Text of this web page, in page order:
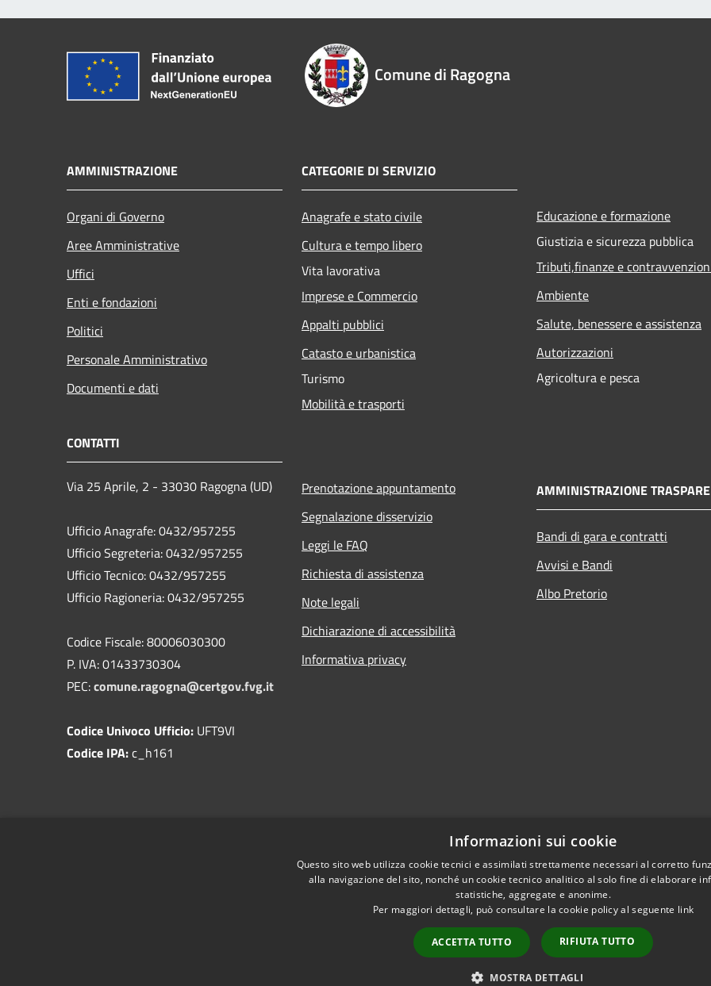
Comune di Ragogna
AMMINISTRAZIONE
Organi di Governo
Aree Amministrative
Uffici
Enti e fondazioni
Politici
Personale Amministrativo
Documenti e dati
CATEGORIE DI SERVIZIO
Anagrafe e stato civile
Cultura e tempo libero
Vita lavorativa
Imprese e Commercio
Appalti pubblici
Catasto e urbanistica
Turismo
Mobilità e trasporti
Educazione e formazione
Giustizia e sicurezza pubblica
Tributi,finanze e
Ambiente
Salute, benessere e assistenza
Autorizzazioni
Agricoltura e pesca
CONTATTI
Via 25 Aprile, 2 - 33030 Ragogna (UD)
Ufficio Anagrafe: 0432/957255
Ufficio Segreteria: 0432/957255
Ufficio Tecnico: 0432/957255
Ufficio Ragioneria: 0432/957255
Codice Fiscale: 80006030300
P. IVA: 01433730304
PEC:comune.ragogna@certgov.fvg.it
Codice Univoco Ufficio: UFT9VI
Codice IPA:c_h161
Prenotazione appuntamento
Segnalazione disservizio
Leggi le FAQ
Richiesta di assistenza
Note legali
Dichiarazione di accessibilità
Informativa privacy
AMMINISTRAZIONE
Bandi di gara e contratti
Avvisi e Bandi
Albo Pretorio
Copyright © 2026 • Comune
Informazioni sui cookie
Questo sito web utilizza cookie tecnici e assimilati strettamente necessari al corretto
alla navigazione del sito, nonché un cookie tecnico analitico al solo fine di elaborare
statistiche, aggregate e anonime.
Per maggiori dettagli, può consultare la cookie policy al seguente link
ACCETTA TUTTO RIFIUTA TUTTO
MOSTRA DETTAGLI